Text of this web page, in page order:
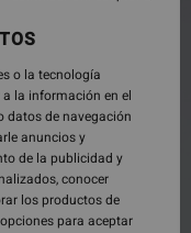
o la tecnología
la información en el
datos de navegación
anuncios y
de la publicidad y
conocer
los productos de
para aceptar